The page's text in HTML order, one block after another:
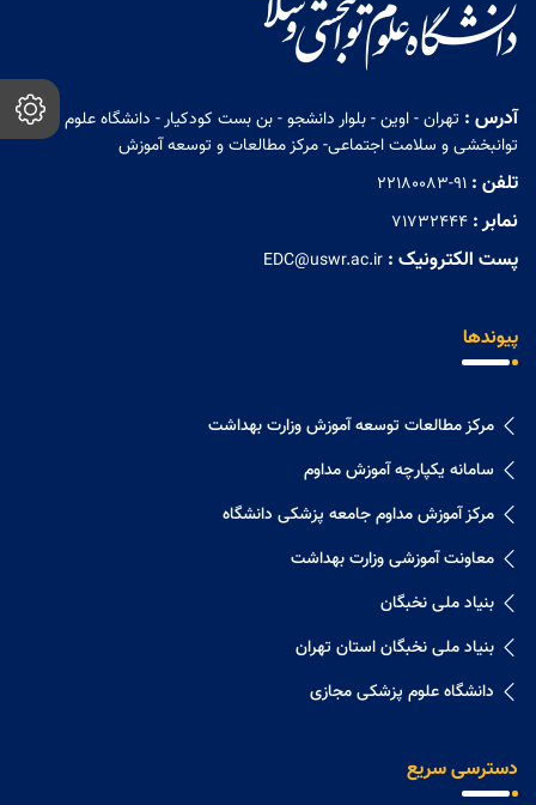
آدرس : تهران - اوین - بلوار دانشجو - بن بست کودکیار - دانشگاه علوم
توانبخشی و سلامت اجتماعی- مرکز مطالعات و توسعه آموزش
تلفن : 22180083-91
نمابر : 71732444
پست الکترونیک : EDC@uswr.ac.ir
پیوندها
مرکز مطالعات توسعه آموزش وزارت بهداشت
سامانه یکپارچه آموزش مداوم
مرکز آموزش مداوم جامعه پزشکی دانشگاه
معاونت آموزشی وزارت بهداشت
بنیاد ملی نخبگان
بنیاد ملی نخبگان استان تهران
دانشگاه علوم پزشکی مجازی
دسترسی سریع